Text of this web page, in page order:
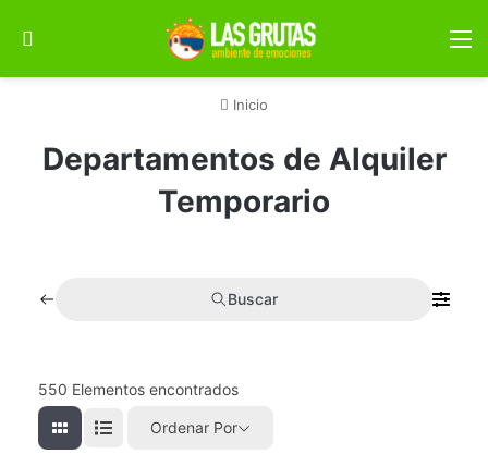
Inicio
Departamentos de Alquiler
Temporario
Buscar
550 Elementos encontrados
Ordenar Por